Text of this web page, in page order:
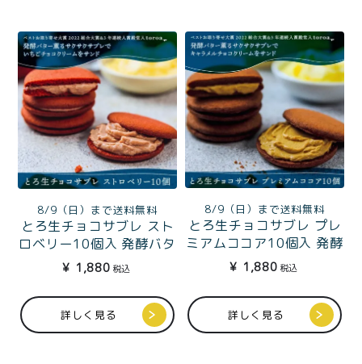
8/9（日）まで送料無料
とろ生チョコサブレ スト
ロベリー10個入 発酵バタ
ー薫るサブレでいちごチ
ョコクリームをサンド
¥ 1,880 税込
詳しく見る
8/9（日）まで送料無料
とろ生チョコサブレ プレ
ミアムココア10個入 発酵
バター薫るサブレでキャ
ラメルチョコクリームを
サンド
¥ 1,880 税込
詳しく見る